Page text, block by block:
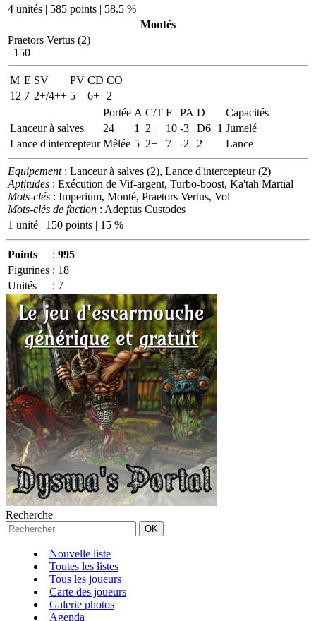
4 unités | 585 points | 58.5 %
Montés
Praetors Vertus (2)
150
M E SV PV CD CO
12 7 2+/4++ 5 6+
2
Portée A C/T F PA D
Capacités
Lanceur à salves
24 1 2+ 10 -3 D6+1 Jumelé
Lance d'intercepteur Mêlée 5 2+ 7 -2 2 Lance
Equipement: Lanceur à salves (2), Lance d'intercepteur (2)
Aptitudes : Exécution de Vif-argent, Turbo-boost, Ka'tah Martial
Mots-clés : Imperium, Monté, Praetors Vertus, Vol
Mots-clés de faction : Adeptus Custodes
1 unité | 150 points | 15 %
Points : 995
Figurines : 18
Unités
: 7
Recherche
Nouvelle liste
Toutes les listes
Tous les joueurs
Carte des joueurs
Galerie photos
Agenda